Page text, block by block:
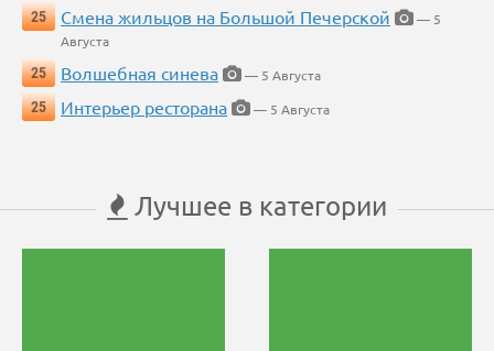
25
Смена жильцов на Большой Печерской
— 5
Августа
25
Волшебная синева
— 5 Августа
25
Интерьер ресторана — 5 Августа
Лучшее в категории